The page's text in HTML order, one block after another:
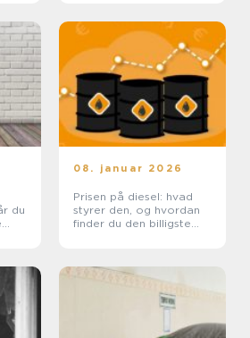
du
08. januar 2026
Prisen på diesel: hvad
styrer den, og hvordan
finder du den billigste